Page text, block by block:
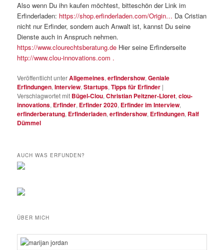
Also wenn Du ihn kaufen möchtest, bitteschön der Link im
Erfinderladen: https://shop.erfinderladen.com/Origin… Da Cristian
nicht nur Erfinder, sondern auch Anwalt ist, kannst Du seine
Dienste auch in Anspruch nehmen.
https://www.clourechtsberatung.de Hier seine Erfinderseite
http://www.clou-innovations.com .
Veröffentlicht unterAllgemeines,erfindershow,Geniale
Erfindungen,Interview,Startups,Tipps für Erfinder |
Verschlagwortet mit Bügel-Clou,Christian Peitzner-Lloret,clou-
innovations, Erfinder, Erfinder 2020, Erfinder im Interview,
erfinderberatung, Erfinderladen,erfindershow, Erfindungen, Ralf
Dümmel
AUCH WAS ERFUNDEN?
ÜBER MICH